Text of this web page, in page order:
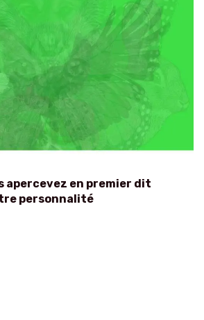
apercevez en premier dit
personnalité